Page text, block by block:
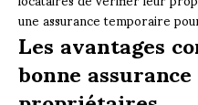
une assurance temporaire
Les avantages
bonne